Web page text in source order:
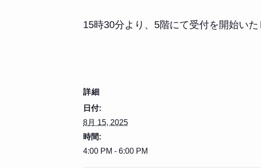
15時30分より、5階にて受付を開始い
詳細
日付:
8月 15, 2025
時間:
4:00 PM - 6:00 PM